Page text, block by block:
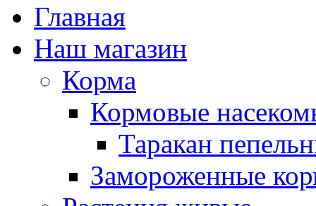
Главная
Наш магазин
Корма
Кормовые
Таракан
Замороженные